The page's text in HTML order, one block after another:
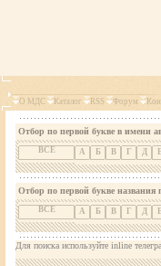
О МДС Каталог RSS Форум
Отбор по первой букве в имени
ВСЕ А Б В Г Д
Отбор по первой букве названия
ВСЕ А Б В Г Д
Для поиска используйте inline